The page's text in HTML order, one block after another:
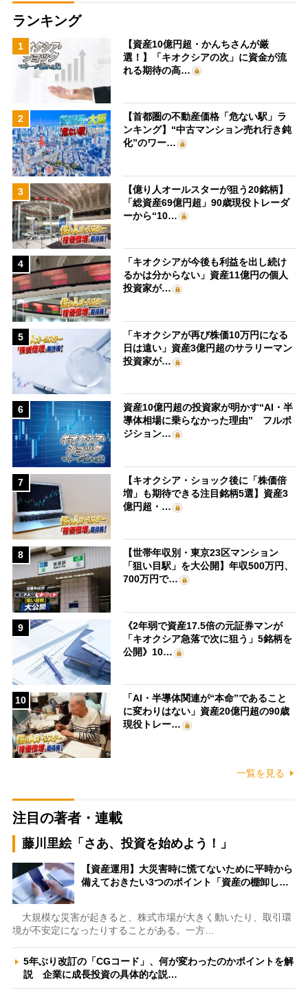
ランキング
1
【資産10億円超・かんちさんが厳
選！】「キオクシアの次」に資金が流
れる期待の高…
2
【首都圏の不動産価格「危ない駅」ラ
ンキング】“中古マンション売れ行き鈍
化”のワー…
3
【億り人オールスターが狙う20銘柄】
「総資産69億円超」90歳現役トレーダ
ーから“10…
4
「キオクシアが今後も利益を出し続け
るかは分からない」資産11億円の個人
投資家が…
5
「キオクシアが再び株価10万円になる
日は遠い」資産3億円超のサラリーマン
投資家が…
6
資産10億円超の投資家が明かす“AI・半
導体相場に乗らなかった理由” フルポ
ジション…
7
【キオクシア・ショック後に「株価倍
増」も期待できる注目銘柄5選】資産3
億円超・…
8
【世帯年収別・東京23区マンション
「狙い目駅」を大公開】年収500万円、
700万円で…
9
《2年弱で資産17.5倍の元証券マンが
「キオクシア急落で次に狙う」5銘柄を
公開》10…
10
「AI・半導体関連が“本命”であること
に変わりはない」資産20億円超の90歳
現役トレー…
一覧を見る
注目の著者・連載
藤川里絵「さあ、投資を始めよう！」
【資産運用】大災害時に慌てないために平時から
備えておきたい3つのポイント「資産の棚卸し…
大規模な災害が起きると、株式市場が大きく動いたり、取引環
境が不安定になったりすることがある。一方…
5年ぶり改訂の「CGコード」、何が変わったのかポイントを解
説 企業に成長投資の具体的な説…